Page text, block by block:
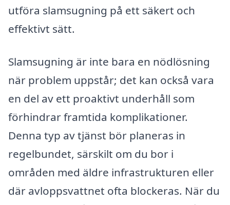
utföra slamsugning på ett säkert och
effektivt sätt.
Slamsugning är inte bara en nödlösning
när problem uppstår; det kan också vara
en del av ett proaktivt underhåll som
förhindrar framtida komplikationer.
Denna typ av tjänst bör planeras in
regelbundet, särskilt om du bor i
områden med äldre infrastrukturen eller
där avloppsvattnet ofta blockeras. När du